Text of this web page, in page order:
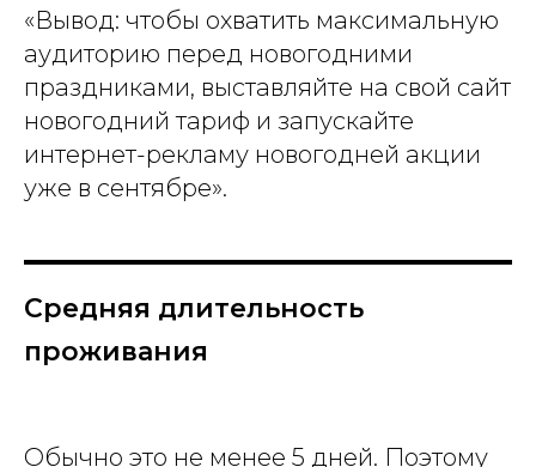
«Вывод: чтобы охватить максимальную
аудиторию перед новогодними
праздниками, выставляйте на свой сайт
новогодний тариф и запускайте
интернет-рекламу новогодней акции
уже в сентябре».
Средняя длительность
проживания
Обычно это не менее 5 дней. Поэтому